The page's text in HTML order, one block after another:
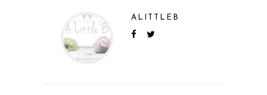
ALITTLEB